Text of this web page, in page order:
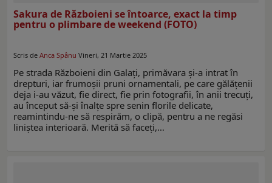
Sakura de Războieni se întoarce, exact la timp
pentru o plimbare de weekend (FOTO)
Scris de Anca Spânu Vineri, 21 Martie 2025
Pe strada Războieni din Galaţi, primăvara şi-a intrat în
drepturi, iar frumoşii pruni ornamentali, pe care gălăţenii
deja i-au văzut, fie direct, fie prin fotografii, în anii trecuţi,
au început să-şi înalţe spre senin florile delicate,
reamintindu-ne să respirăm, o clipă, pentru a ne regăsi
liniştea interioară. Merită să faceţi,…